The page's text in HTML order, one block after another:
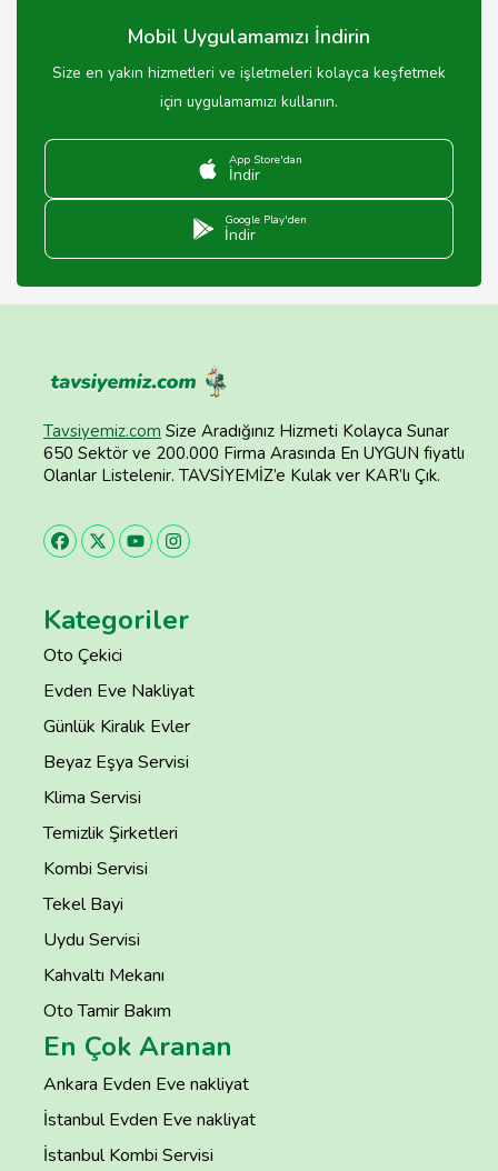
Mobil Uygulamamızı İndirin
Size en yakın hizmetleri ve işletmeleri kolayca keşfetmek
için uygulamamızı kullanın.
App Store'dan
İndir
Google Play'den
İndir
Tavsiyemiz.com Size Aradığınız Hizmeti Kolayca Sunar
650 Sektör ve 200.000 Firma Arasında En UYGUN fiyatlı
Olanlar Listelenir. TAVSİYEMİZ’e Kulak ver KAR’lı Çık.
Kategoriler
Oto Çekici
Evden Eve Nakliyat
Günlük Kiralık Evler
Beyaz Eşya Servisi
Klima Servisi
Temizlik Şirketleri
Kombi Servisi
Tekel Bayi
Uydu Servisi
Kahvaltı Mekanı
Oto Tamir Bakım
En Çok Aranan
Ankara Evden Eve nakliyat
İstanbul Evden Eve nakliyat
İstanbul Kombi Servisi